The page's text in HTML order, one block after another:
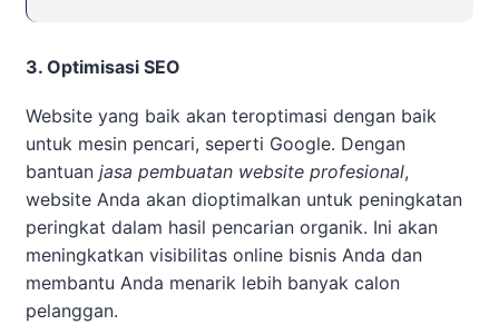
3. Optimisasi SEO
Website yang baik akan teroptimasi dengan baik
untuk mesin pencari, seperti Google. Dengan
bantuan jasa pembuatan website profesional,
website Anda akan dioptimalkan untuk peningkatan
peringkat dalam hasil pencarian organik. Ini akan
meningkatkan visibilitas online bisnis Anda dan
membantu Anda menarik lebih banyak calon
pelanggan.